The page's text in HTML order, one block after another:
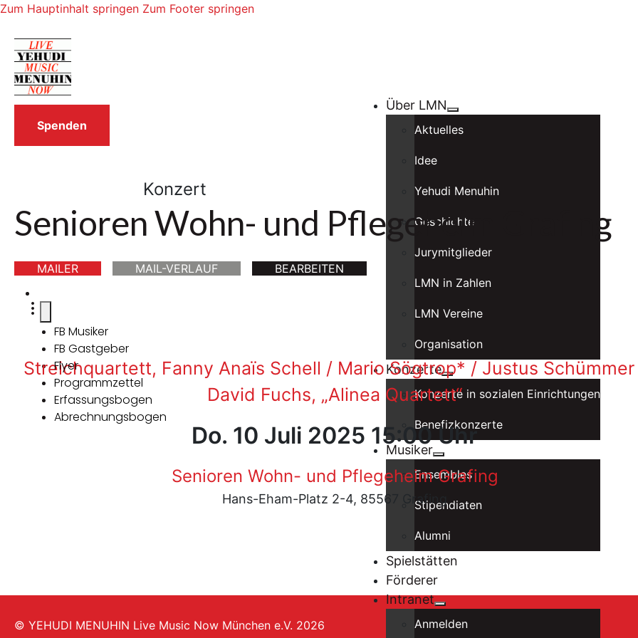
Zum Hauptinhalt springen Zum Footer springen
Über LMN
Aktuelles
Idee
Yehudi Menuhin
Geschichte
Jurymitglieder
LMN in Zahlen
LMN Vereine
Organisation
Konzerte
Konzerte in sozialen Einrichtungen
Benefizkonzerte
Musiker
Ensembles
Stipendiaten
Alumni
Spielstätten
Förderer
Intranet
Anmelden
Spenden
Konzert
Senioren Wohn- und Pflegeheim Grafing
MAILER MAIL-VERLAUF BEARBEITEN
FB Musiker
FB Gastgeber
Flyer
Programmzettel
Erfassungsbogen
Abrechnungsbogen
Streichquartett, Fanny Anaïs Schell / Mario Sögtrop* / Justus
David Fuchs, „Alinea Quartett“
Do. 10 Juli 2025 15:00 Uhr
Senioren Wohn- und Pflegeheim Grafing
Hans-Eham-Platz 2-4, 85567 Grafing
© YEHUDI MENUHIN Live Music Now München e.V. 2026